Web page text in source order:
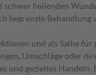
schwer heilenden
begrenzte Behandlung
und als Salbe für
Umschläge oder
gezieltes